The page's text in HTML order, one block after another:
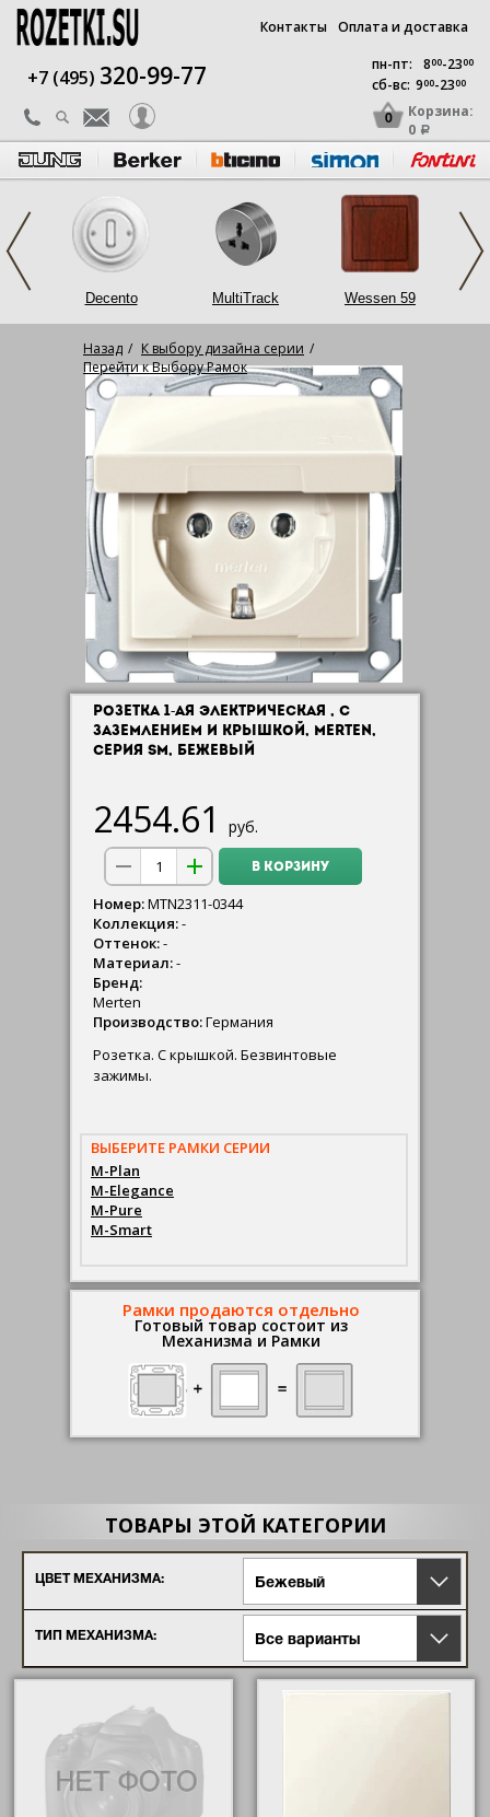
+7 (495) 320-99-77 пн-пт: 800-2300
сб-вс: 900-2300
Контакты Оплата и доставка
0
Корзина:
0 a
Decento MultiTrack Wessen 59
Назад
К выбору дизайна серии
Перейти к Выбору Рамок
РОЗЕТКА 1-АЯ ЭЛЕКТРИЧЕСКАЯ , С
ЗАЗЕМЛЕНИЕМ И КРЫШКОЙ, MERTEN,
СЕРИЯ SM, БЕЖЕВЫЙ
2454.61 руб.
В КОРЗИНУ
ВЫБЕРИТЕ РАМКИ СЕРИИ
M-Plan
M-Elegance
M-Pure
M-Smart
Номер:MTN2311-0344
Коллекция:-
Оттенок:-
Материал:-
Бренд:
Merten
Производство:Германия
Розетка. С крышкой. Безвинтовые
зажимы.
Рамки продаются отдельно
Готовый товар состоит из
Механизма и Рамки
ТОВАРЫ ЭТОЙ КАТЕГОРИИ
ЦВЕТ МЕХАНИЗМА: Бежевый
ТИП МЕХАНИЗМА: Все варианты